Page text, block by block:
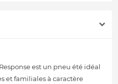
est un pneu été idéal
et familiales à caractère